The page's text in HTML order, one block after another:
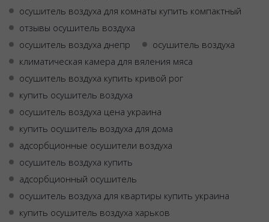
осушитель воздуха для комнаты купить компактный
отзывы осушитель воздуха
осушитель воздуха днепр
осушитель воздуха
климатическая камера для вяления мяса
осушитель воздуха купить кривой рог
купить осушитель воздуха
осушитель воздуха цена украина
купить осушитель воздуха для дома
адсорбционные осушители воздуха
осушитель воздуха купить
адсорбционный осушитель
осушитель воздуха для квартиры купить украина
купить осушитель воздуха харьков